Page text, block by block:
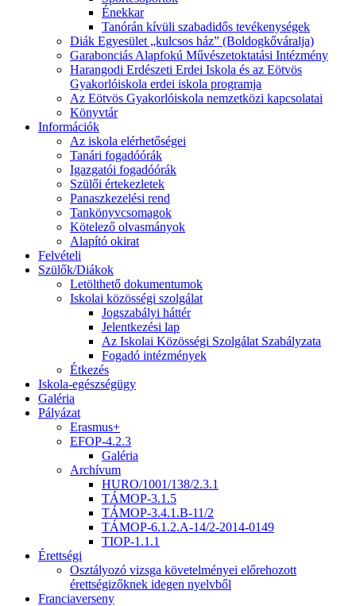
Énekkar
Tanórán kívüli szabadidős tevékenységek
Diák Egyesület „kulcsos ház” (Boldogkőváralja)
Garabonciás Alapfokú Művészetoktatási Intézmény
Harangodi Erdészeti Erdei Iskola és az Eötvös
Gyakorlóiskola erdei iskola programja
Az Eötvös Gyakorlóiskola nemzetközi kapcsolatai
Könyvtár
Információk
Az iskola elérhetőségei
Tanári fogadóórák
Igazgatói fogadóórák
Szülői értekezletek
Panaszkezelési rend
Tankönyvcsomagok
Kötelező olvasmányok
Alapító okirat
Felvételi
Szülők/Diákok
Letölthető dokumentumok
Iskolai közösségi szolgálat
Jogszabályi háttér
Jelentkezési lap
Az Iskolai Közösségi Szolgálat Szabályzata
Fogadó intézmények
Étkezés
Iskola-egészségügy
Galéria
Pályázat
Erasmus+
EFOP-4.2.3
Galéria
Archívum
HURO/1001/138/2.3.1
TÁMOP-3.1.5
TÁMOP-3.4.1.B-11/2
TÁMOP-6.1.2.A-14/2-2014-0149
TIOP-1.1.1
Érettségi
Osztályozó vizsga követelményei előrehozott
érettségizőknek idegen nyelvből
Franciaverseny